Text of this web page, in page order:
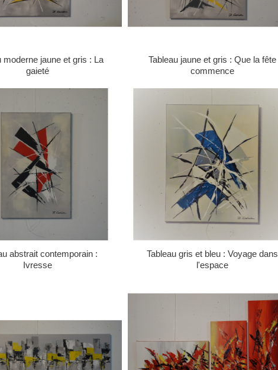
moderne jaune et gris : La
gaieté
Tableau jaune et gris : Que la fête
commence
abstrait contemporain :
Ivresse
Tableau gris et bleu : Voyage dans
l'espace